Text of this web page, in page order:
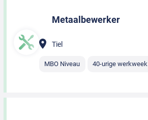
Metaalbewerker
Tiel
MBO Niveau 40-urige werkweek